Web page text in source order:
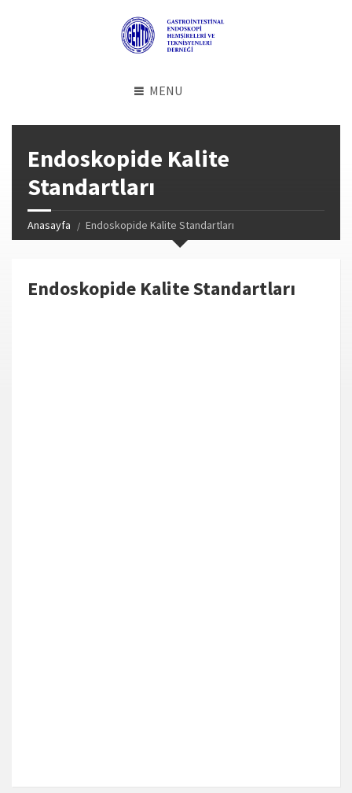
MENU
Endoskopide Kalite
Standartları
Anasayfa Endoskopide Kalite Standartları
Endoskopide Kalite Standartları